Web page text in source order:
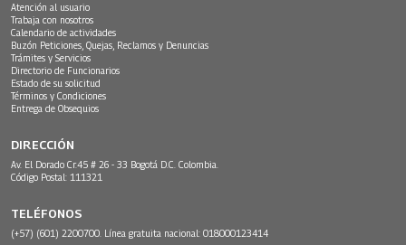
Atención al usuario
Trabaja con nosotros
Calendario de actividades
Buzón Peticiones, Quejas, Reclamos y Denuncias
Trámites y Servicios
Directorio de Funcionarios
Estado de su solicitud
Términos y Condiciones
Entrega de Obsequios
DIRECCIÓN
Av. El Dorado Cr.45 # 26 - 33 Bogotá D.C. Colombia.
Código Postal: 111321
TELÉFONOS
(+57) (601) 2200700. Línea gratuita nacional: 018000123414